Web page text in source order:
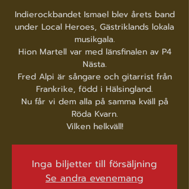
Indierockbandet Ismael blev årets band
under Local Heroes, Gästriklands lokala
musikgala.
Hion Martell var med länsfinalen av P4
Nästa.
Fred Alpi är sångare och gitarrist från
Frankrike, född i Hälsingland.
Nu får vi dem alla på samma kväll på
Röda Kvarn.
Vilken helkväll!
Inga biljetter till försäljning
Se andra evenemang